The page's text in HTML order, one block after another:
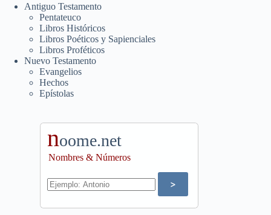
Antiguo Testamento
Pentateuco
Libros Históricos
Libros Poéticos y Sapienciales
Libros Proféticos
Nuevo Testamento
Evangelios
Hechos
Epístolas
noome.net
Nombres & Números